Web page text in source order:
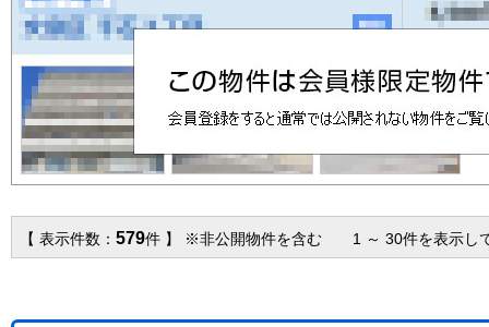
【 表示件数： 579件 】 ※非公開物件を含む 1 ～ 30件を表示し